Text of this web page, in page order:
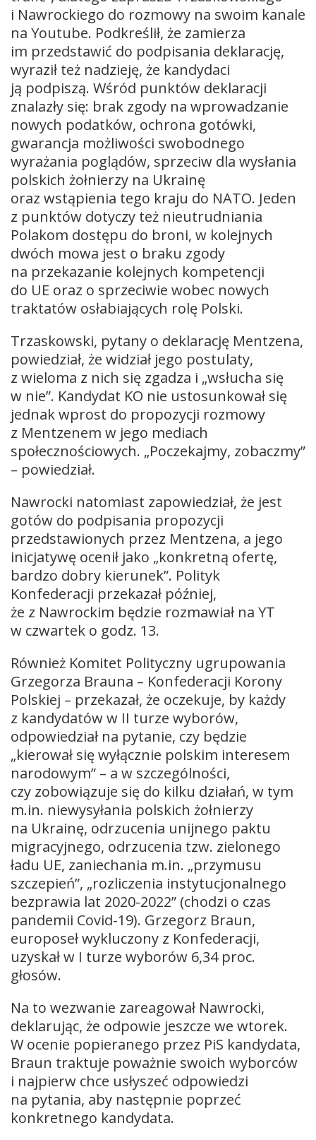
i Nawrockiego do rozmowy na swoim kanale
na Youtube. Podkreślił, że zamierza
im przedstawić do podpisania deklarację,
wyraził też nadzieję, że kandydaci
ją podpiszą. Wśród punktów deklaracji
znalazły się: brak zgody na wprowadzanie
nowych podatków, ochrona gotówki,
gwarancja możliwości swobodnego
wyrażania poglądów, sprzeciw dla wysłania
polskich żołnierzy na Ukrainę
oraz wstąpienia tego kraju do NATO. Jeden
z punktów dotyczy też nieutrudniania
Polakom dostępu do broni, w kolejnych
dwóch mowa jest o braku zgody
na przekazanie kolejnych kompetencji
do UE oraz o sprzeciwie wobec nowych
traktatów osłabiających rolę Polski.
Trzaskowski, pytany o deklarację Mentzena,
powiedział, że widział jego postulaty,
z wieloma z nich się zgadza i „wsłucha się
w nie”. Kandydat KO nie ustosunkował się
jednak wprost do propozycji rozmowy
z Mentzenem w jego mediach
społecznościowych. „Poczekajmy, zobaczmy”
– powiedział.
Nawrocki natomiast zapowiedział, że jest
gotów do podpisania propozycji
przedstawionych przez Mentzena, a jego
inicjatywę ocenił jako „konkretną ofertę,
bardzo dobry kierunek”. Polityk
Konfederacji przekazał później,
że z Nawrockim będzie rozmawiał na YT
w czwartek o godz. 13.
Również Komitet Polityczny ugrupowania
Grzegorza Brauna – Konfederacji Korony
Polskiej – przekazał, że oczekuje, by każdy
z kandydatów w II turze wyborów,
odpowiedział na pytanie, czy będzie
„kierował się wyłącznie polskim interesem
narodowym” – a w szczególności,
czy zobowiązuje się do kilku działań, w tym
m.in. niewysyłania polskich żołnierzy
na Ukrainę, odrzucenia unijnego paktu
migracyjnego, odrzucenia tzw. zielonego
ładu UE, zaniechania m.in. „przymusu
szczepień”, „rozliczenia instytucjonalnego
bezprawia lat 2020-2022” (chodzi o czas
pandemii Covid-19). Grzegorz Braun,
europoseł wykluczony z Konfederacji,
uzyskał w I turze wyborów 6,34 proc.
głosów.
Na to wezwanie zareagował Nawrocki,
deklarując, że odpowie jeszcze we wtorek.
W ocenie popieranego przez PiS kandydata,
Braun traktuje poważnie swoich wyborców
i najpierw chce usłyszeć odpowiedzi
na pytania, aby następnie poprzeć
konkretnego kandydata.